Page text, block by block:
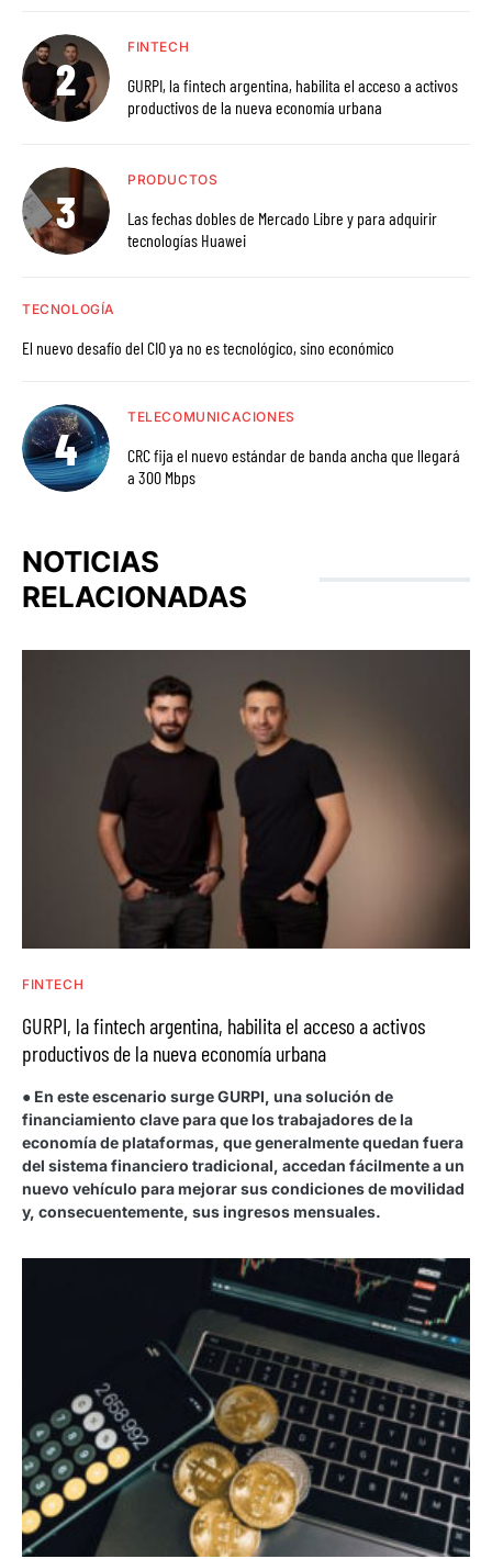
FINTECH
GURPI, la fintech argentina, habilita el acceso a activos
productivos de la nueva economía urbana
PRODUCTOS
Las fechas dobles de Mercado Libre y para adquirir
tecnologías Huawei
TECNOLOGÍA
El nuevo desafío del CIO ya no es tecnológico, sino económico
TELECOMUNICACIONES
CRC fija el nuevo estándar de banda ancha que llegará
a 300 Mbps
NOTICIAS
RELACIONADAS
FINTECH
GURPI, la fintech argentina, habilita el acceso a activos
productivos de la nueva economía urbana
● En este escenario surge GURPI, una solución de
financiamiento clave para que los trabajadores de la
economía de plataformas, que generalmente quedan fuera
del sistema financiero tradicional, accedan fácilmente a un
nuevo vehículo para mejorar sus condiciones de movilidad
y, consecuentemente, sus ingresos mensuales.